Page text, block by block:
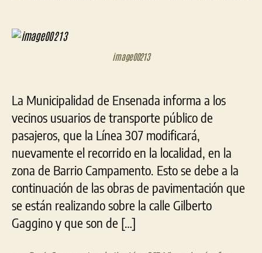
entrada
image00213
La Municipalidad de Ensenada informa a los
vecinos usuarios de transporte público de
pasajeros, que la Línea 307 modificará,
nuevamente el recorrido en la localidad, en la
zona de Barrio Campamento. Esto se debe a la
continuación de las obras de pavimentación que
se están realizando sobre la calle Gilberto
Gaggino y que son de […]